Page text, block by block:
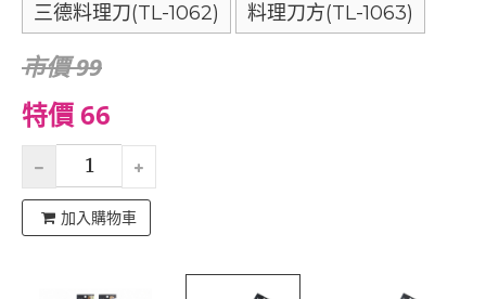
三德料理刀(TL-1062) 料理刀方(TL-1063)
市價 99
特價 66
加入購物車